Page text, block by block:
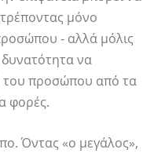
μόνο
- αλλά μόλις
δυνατότητα να
του προσώπου από τα
φορές.
Όντας «ο μεγάλος»,